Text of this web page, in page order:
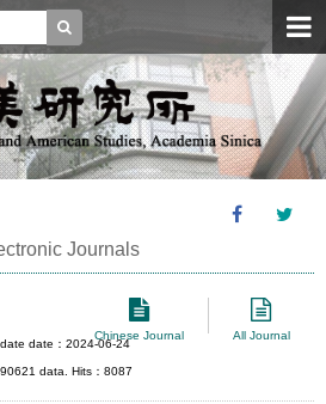
Journals
Chinese Journal All Journal
date：2024-06-24
data. Hits：8087